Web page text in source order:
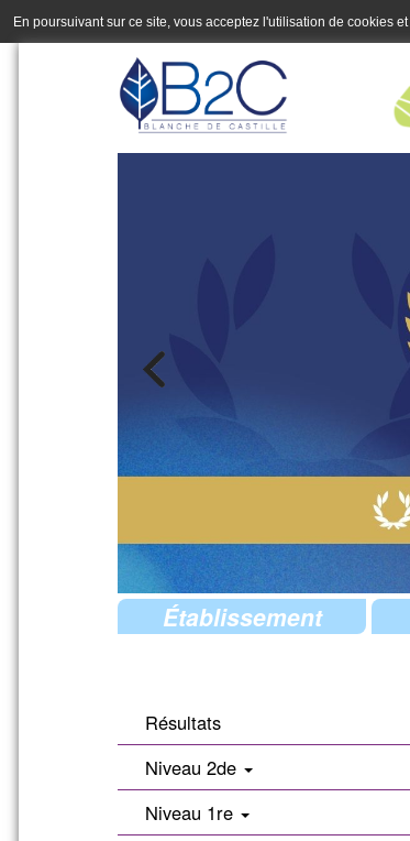
En poursuivant sur ce site, vous acceptez l'utilisation de cookies
Établissement
Résultats
Niveau 2de
Niveau 1re